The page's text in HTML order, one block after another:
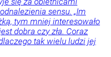
sensu. „Im
tym mniej interesowało
dobra czy zła. Coraz
tak wielu ludzi jej